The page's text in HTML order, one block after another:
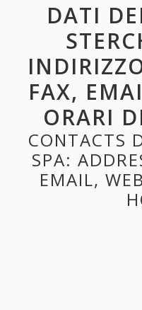
DATI
FAX,
ORARI
CONTACTS
SPA:
EMAIL,